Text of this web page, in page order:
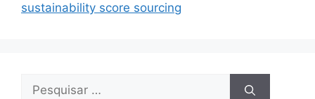
sustainability score sourcing